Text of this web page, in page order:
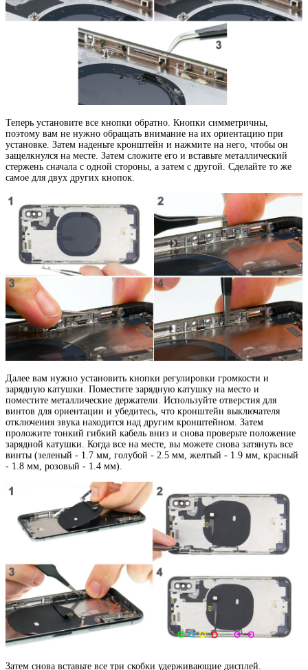
Теперь установите все кнопки обратно. Кнопки симметричны,
поэтому вам не нужно обращать внимание на их ориентацию при
установке. Затем наденьте кронштейн и нажмите на него, чтобы он
защелкнулся на месте. Затем сложите его и вставьте металлический
стержень сначала с одной стороны, а затем с другой. Сделайте то же
самое для двух других кнопок.
Далее вам нужно установить кнопки регулировки громкости и
зарядную катушки. Поместите зарядную катушку на место и
поместите металлические держатели. Используйте отверстия для
винтов для ориентации и убедитесь, что кронштейн выключателя
отключения звука находится над другим кронштейном. Затем
проложите тонкий гибкий кабель вниз и снова проверьте положение
зарядной катушки. Когда все на месте, вы можете снова затянуть все
винты (зеленый - 1.7 мм, голубой - 2.5 мм, желтый - 1.9 мм, красный
- 1.8 мм, розовый - 1.4 мм).
Затем снова вставьте все три скобки удерживающие дисплей.